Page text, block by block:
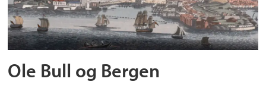
Ole Bull og Bergen